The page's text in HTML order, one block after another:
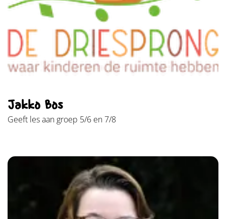
Jakko Bos
Geeft les aan groep 5/6 en 7/8